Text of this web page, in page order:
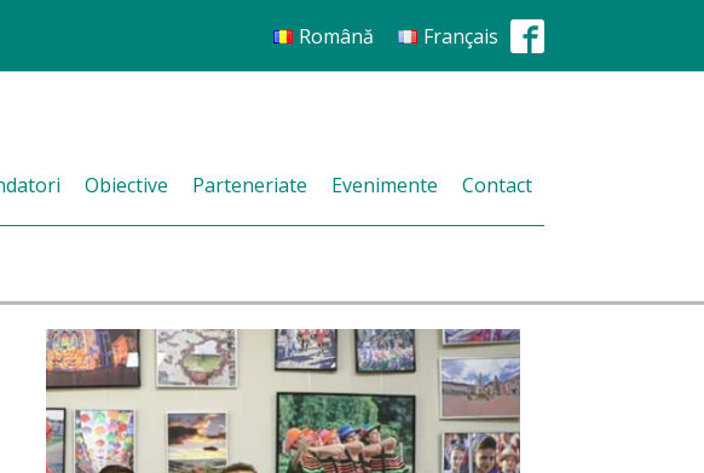
Română Français
Obiective Parteneriate Evenimente Contact